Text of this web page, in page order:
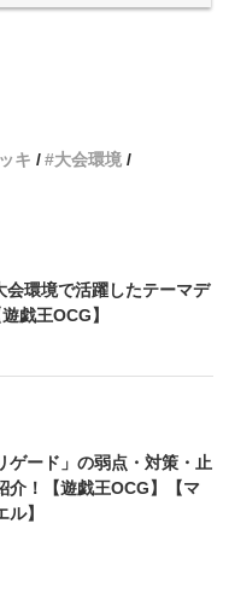
キ
大会環境
会環境で活躍したテーマデ
戯王OCG】
ゲード」の弱点・対策・止
介！【遊戯王OCG】【マ
】